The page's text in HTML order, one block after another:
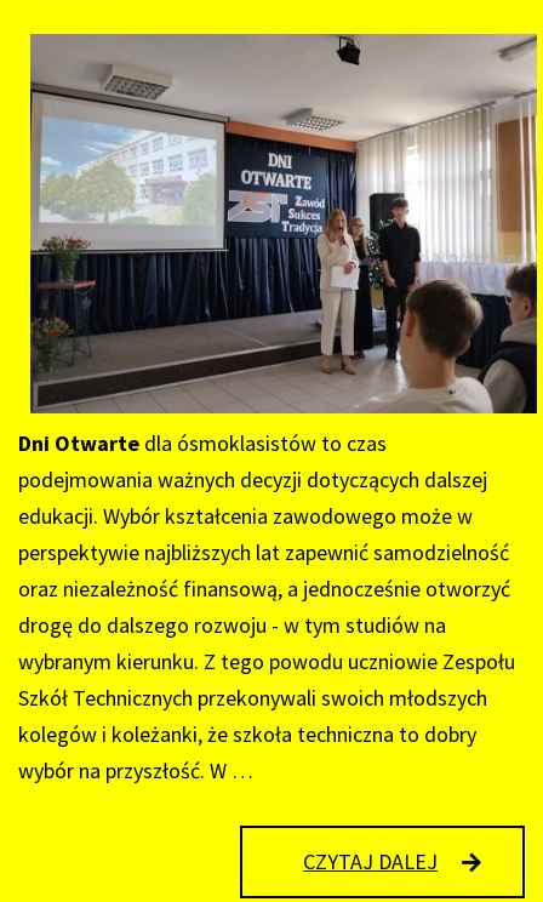
JANOWIE
Dni Otwarte dla ósmoklasistów to czas
podejmowania ważnych decyzji dotyczących dalszej
edukacji. Wybór kształcenia zawodowego może w
perspektywie najbliższych lat zapewnić samodzielność
oraz niezależność finansową, a jednocześnie otworzyć
drogę do dalszego rozwoju - w tym studiów na
wybranym kierunku. Z tego powodu uczniowie Zespołu
Szkół Technicznych przekonywali swoich młodszych
kolegów i koleżanki, że szkoła techniczna to dobry
wybór na przyszłość. W …
CZYTAJ DALEJ